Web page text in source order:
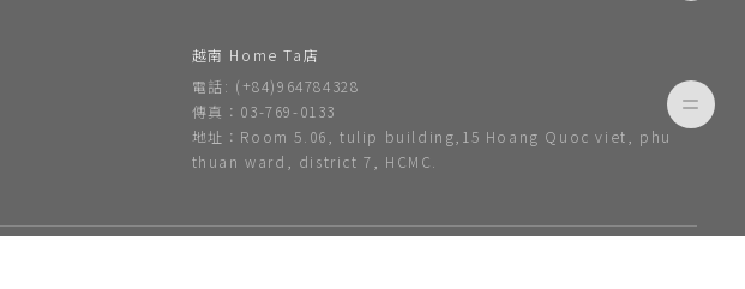
越南 Home Ta店
電話: (+84)964784328
傳真：03-769-0133
地址：Room 5.06, tulip building,15 Hoang Quoc viet, phu
thuan ward, district 7, HCMC.